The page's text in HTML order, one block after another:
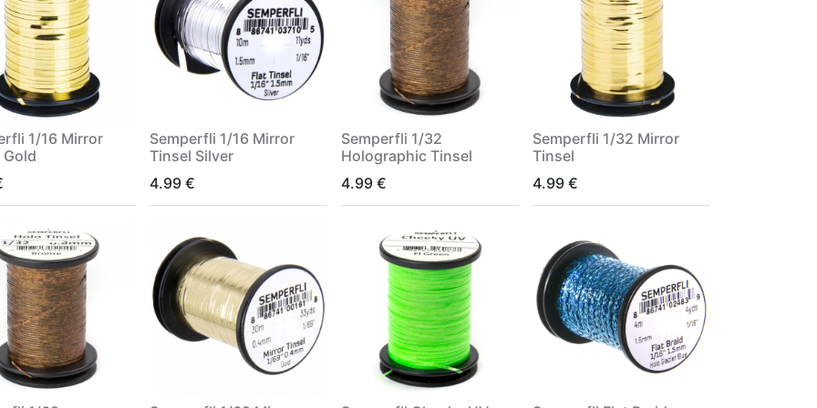
1/16 Mirror
Semperfli 1/16 Mirror
Tinsel Silver
4.99 €
Semperfli 1/32
Holographic Tinsel
4.99 €
Semperfli 1/32 Mirror
Tinsel
4.99 €